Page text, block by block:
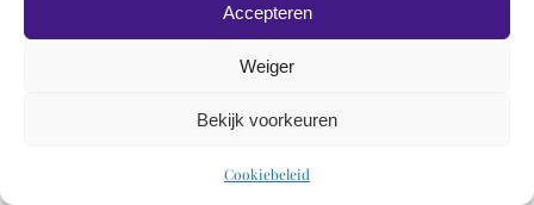
Accepteren
Weiger
Bekijk voorkeuren
Cookiebeleid